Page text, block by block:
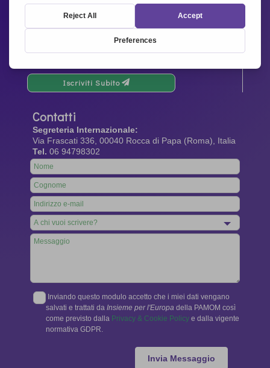
Newsletter
Rimani aggiornato di tutte le ultime notizie dalla
Iscriviti Subito
Contatti
Segreteria Internazionale:
Via Frascati 336, 00040 Rocca di Papa (Roma), Italia
Tel. 06 94798302
Leave
this
field
blank
Inviando questo modulo accetto che i miei dati vengano
salvati e trattati da Insieme per l'Europa della PAMOM così
come previsto dalla Privacy & Cookie Policy e dalla vigente
normativa GDPR.
Invia Messaggio